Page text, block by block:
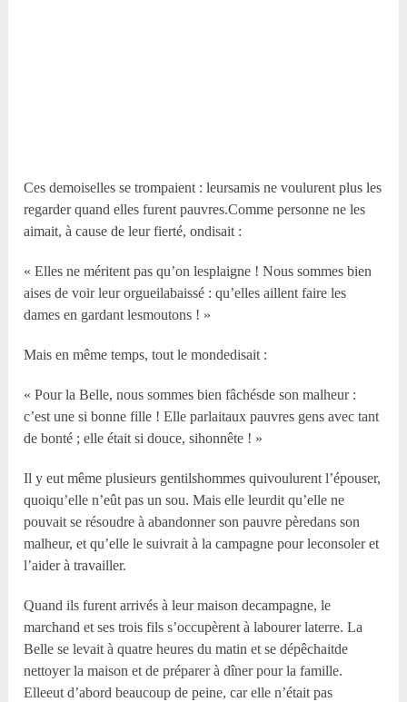
Ces demoiselles se trompaient : leursamis ne voulurent plus les
regarder quand elles furent pauvres.Comme personne ne les
aimait, à cause de leur fierté, ondisait :
« Elles ne méritent pas qu’on lesplaigne ! Nous sommes bien
aises de voir leur orgueilabaissé : qu’elles aillent faire les
dames en gardant lesmoutons ! »
Mais en même temps, tout le mondedisait :
« Pour la Belle, nous sommes bien fâchésde son malheur :
c’est une si bonne fille ! Elle parlaitaux pauvres gens avec tant
de bonté ; elle était si douce, sihonnête ! »
Il y eut même plusieurs gentilshommes quivoulurent l’épouser,
quoiqu’elle n’eût pas un sou. Mais elle leurdit qu’elle ne
pouvait se résoudre à abandonner son pauvre pèredans son
malheur, et qu’elle le suivrait à la campagne pour leconsoler et
l’aider à travailler.
Quand ils furent arrivés à leur maison decampagne, le
marchand et ses trois fils s’occupèrent à labourer laterre. La
Belle se levait à quatre heures du matin et se dépêchaitde
nettoyer la maison et de préparer à dîner pour la famille.
Elleeut d’abord beaucoup de peine, car elle n’était pas